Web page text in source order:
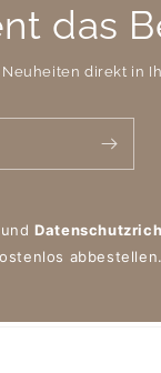
das
direkt in
und
abbestellen.